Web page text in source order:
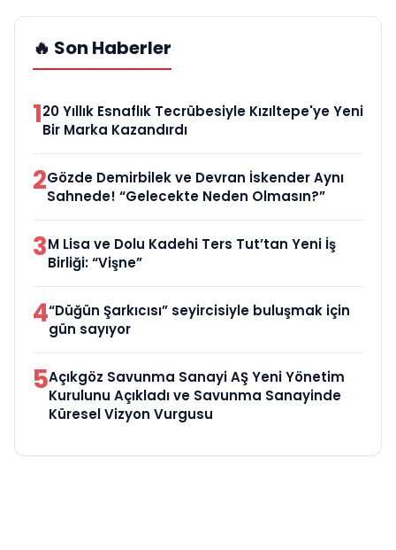
🔥 Son Haberler
120 Yıllık Esnaflık Tecrübesiyle Kızıltepe'ye Yeni
Bir Marka Kazandırdı
2Gözde Demirbilek ve Devran İskender Aynı
Sahnede! “Gelecekte Neden Olmasın?”
3M Lisa ve Dolu Kadehi Ters Tut’tan Yeni İş
Birliği: “Vişne”
4“Düğün Şarkıcısı” seyircisiyle buluşmak için
gün sayıyor
5Açıkgöz Savunma Sanayi AŞ Yeni Yönetim
Kurulunu Açıkladı ve Savunma Sanayinde
Küresel Vizyon Vurgusu